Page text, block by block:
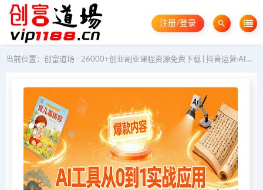
注册/登录
当前位置： 创富道场 - 26000+创业副业课程资源免费下载 | 抖音运营·AI教程·GEO优化